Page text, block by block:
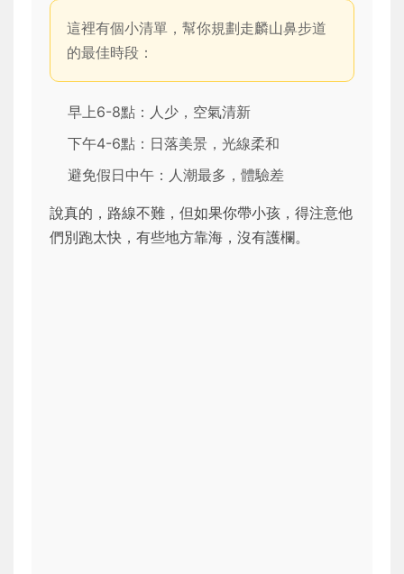
這裡有個小清單，幫你規劃走麟山鼻步道
的最佳時段：
早上6-8點：人少，空氣清新
下午4-6點：日落美景，光線柔和
避免假日中午：人潮最多，體驗差
說真的，路線不難，但如果你帶小孩，得注意他
們別跑太快，有些地方靠海，沒有護欄。